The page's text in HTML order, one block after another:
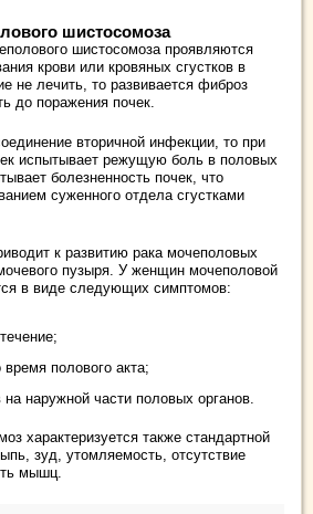
шистосомоза
шистосомоза проявляются
крови или кровяных сгустков в
не лечить, то развивается фиброз
до поражения почек.
вторичной инфекции, то при
испытывает режущую боль в половых
болезненность почек, что
суженного отдела сгустками
к развитию рака мочеполовых
пузыря. У женщин мочеполовой
в виде следующих симптомов:
полового акта;
на наружной части половых органов.
характеризуется также стандартной
зуд, утомляемость, отсутствие
мышц.